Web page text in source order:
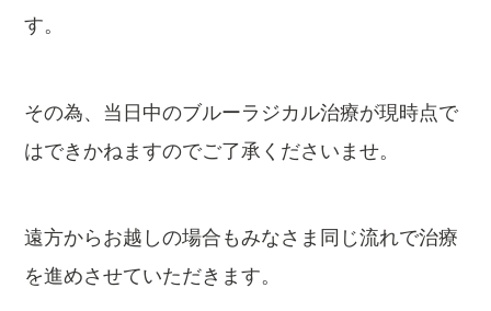
す。
その為、当日中のブルーラジカル治療が現時点で
はできかねますのでご了承くださいませ。
遠方からお越しの場合もみなさま同じ流れで治療
を進めさせていただきます。